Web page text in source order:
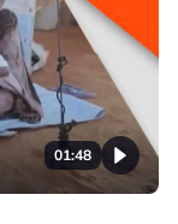
01:48